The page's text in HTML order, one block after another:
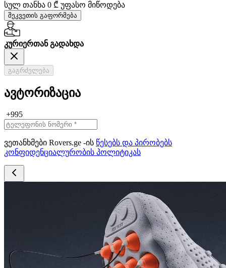
სულ თანხა 0 ₾ უფასო მიწოდება
შეკვეთის გაფორმება
კურიერთან გადახდა
გაგრძელება
ავტორიზაცია
+995
ვეთანხმები Rovers.ge -ის წესებს და პირობებს
კონფიდენციალურობის პოლიტიკას